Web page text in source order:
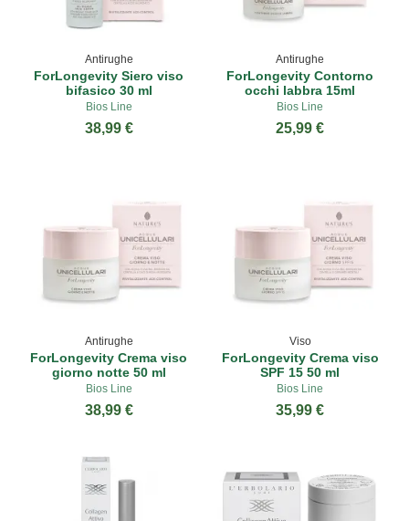
Antirughe
ForLongevity Siero viso
bifasico 30 ml
Bios Line
38,99 €
Antirughe
ForLongevity Contorno
occhi labbra 15ml
Bios Line
25,99 €
Antirughe
ForLongevity Crema viso
giorno notte 50 ml
Bios Line
38,99 €
Viso
ForLongevity Crema viso
SPF 15 50 ml
Bios Line
35,99 €